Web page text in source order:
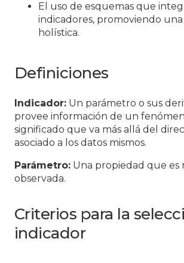
El uso de esquemas que
indicadores, promoviendo una
holística.
Definiciones
Indicador: Un parámetro o sus
provee información de un
significado que va más allá del
asociado a los datos mismos.
Parámetro: Una propiedad que es
observada.
Criterios para la
indicador